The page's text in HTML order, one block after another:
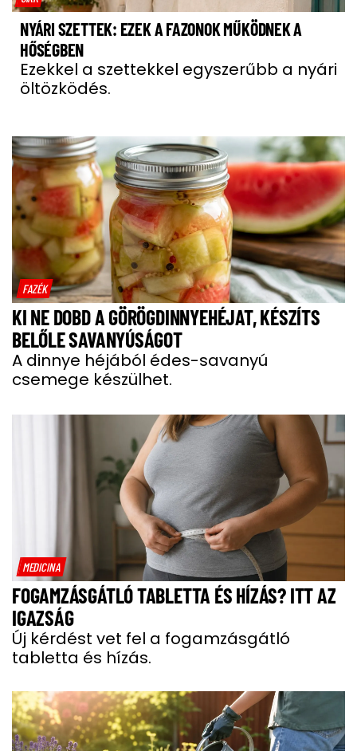
NYÁRI SZETTEK: EZEK A FAZONOK MŰKÖDNEK A
HŐSÉGBEN
Ezekkel a szettekkel egyszerűbb a nyári
öltözködés.
FAZÉK
KI NE DOBD A GÖRÖGDINNYEHÉJAT, KÉSZÍTS
BELŐLE SAVANYÚSÁGOT
A dinnye héjából édes-savanyú
csemege készülhet.
MEDICINA
FOGAMZÁSGÁTLÓ TABLETTA ÉS HÍZÁS? ITT AZ
IGAZSÁG
Új kérdést vet fel a fogamzásgátló
tabletta és hízás.